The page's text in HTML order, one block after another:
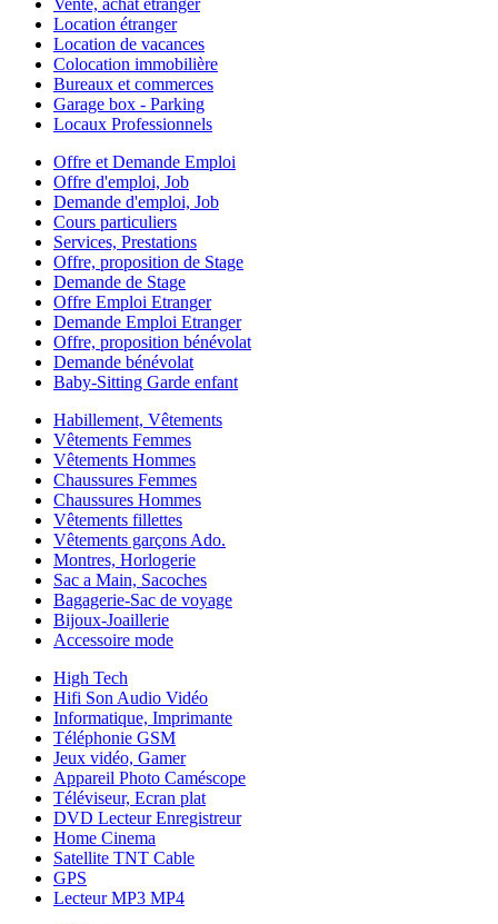
Location étranger
Location de vacances
Colocation immobilière
Bureaux et commerces
Garage box - Parking
Locaux Professionnels
Offre et Demande Emploi
Offre d'emploi, Job
Demande d'emploi, Job
Cours particuliers
Services, Prestations
Offre, proposition de Stage
Demande de Stage
Offre Emploi Etranger
Demande Emploi Etranger
Offre, proposition bénévolat
Demande bénévolat
Baby-Sitting Garde enfant
Habillement, Vêtements
Vêtements Femmes
Vêtements Hommes
Chaussures Femmes
Chaussures Hommes
Vêtements fillettes
Vêtements garçons Ado.
Montres, Horlogerie
Sac a Main, Sacoches
Bagagerie-Sac de voyage
Bijoux-Joaillerie
Accessoire mode
High Tech
Hifi Son Audio Vidéo
Informatique, Imprimante
Téléphonie GSM
Jeux vidéo, Gamer
Appareil Photo Caméscope
Téléviseur, Ecran plat
DVD Lecteur Enregistreur
Home Cinema
Satellite TNT Cable
GPS
Lecteur MP3 MP4